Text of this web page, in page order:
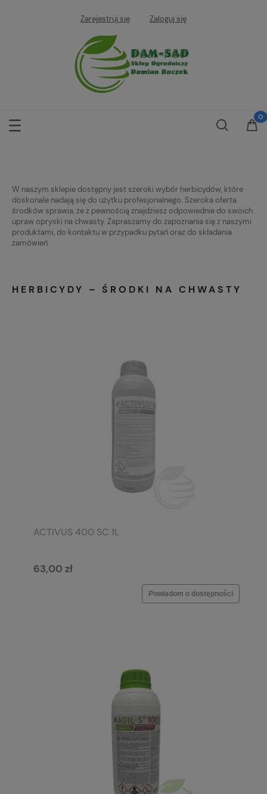
Zarejestruj się Zaloguj się
W naszym sklepie dostępny jest szeroki wybór herbicydów, które
doskonale nadają się do użytku profesjonalnego. Szeroka oferta
środków sprawia, że z pewnością znajdziesz odpowiednie do swoich
upraw opryski na chwasty. Zapraszamy do zapoznania się z naszymi
produktami, do kontaktu w przypadku pytań oraz do składania
zamówień.
HERBICYDY – ŚRODKI NA CHWASTY
ACTIVUS 400 SC 1L
63,00 zł
Powiadom o dostępności